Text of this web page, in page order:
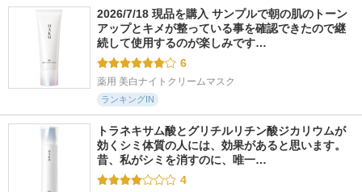
2026/7/18 現品を購入 サンプルで朝の肌のトーン
アップとキメが整っている事を確認できたので継
続して使用するのが楽しみです…
6
薬用 美白ナイトクリームマスク
ランキングIN
トラネキサム酸とグリチルリチン酸ジカリウムが
効くシミ体質の人には、効果があると思います。
昔、私がシミを消すのに、唯一…
4